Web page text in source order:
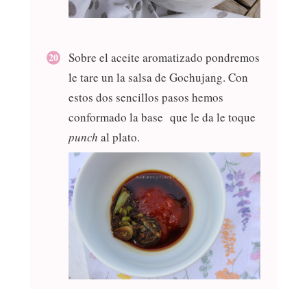
Sobre el aceite aromatizado pondremos
le tare un la salsa de Gochujang. Con
estos dos sencillos pasos hemos
conformado la base que le da le toque
punch al plato.